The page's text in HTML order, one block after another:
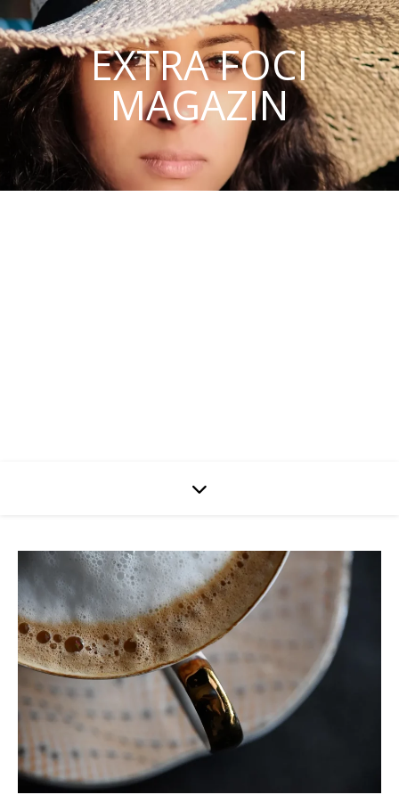
EXTRA FOCI
MAGAZIN